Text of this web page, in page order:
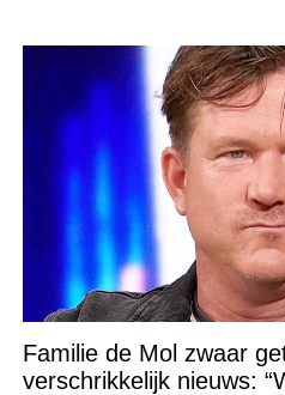
Familie de Mol zwaar
verschrikkelijk nieuws: